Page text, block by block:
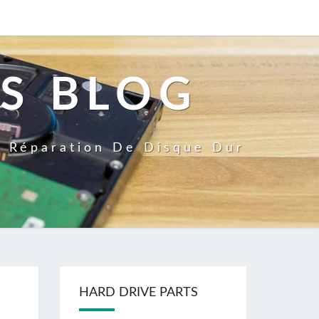
BLOG
De Disque Dur
HARD DRIVE PARTS